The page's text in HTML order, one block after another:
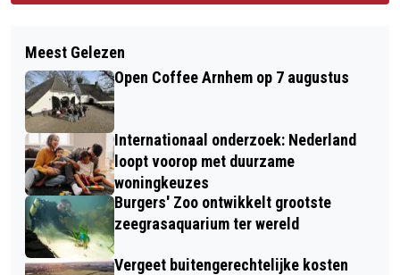
Meest Gelezen
Open Coffee Arnhem op 7 augustus
Internationaal onderzoek: Nederland
loopt voorop met duurzame
woningkeuzes
Burgers' Zoo ontwikkelt grootste
zeegrasaquarium ter wereld
Vergeet buitengerechtelijke kosten